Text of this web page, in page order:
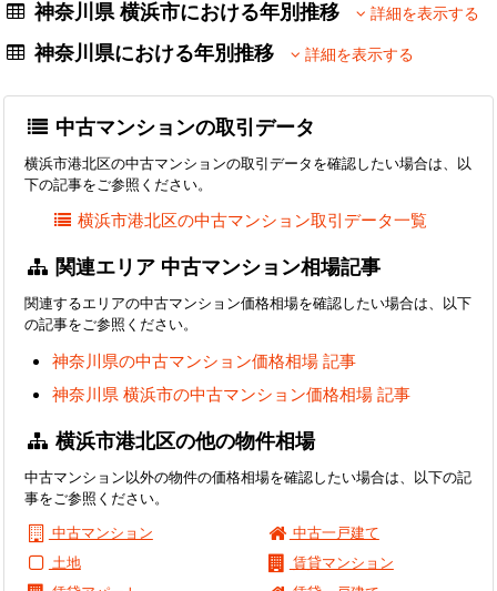
神奈川県 横浜市における年別推移 詳細を表示する
神奈川県における年別推移 詳細を表示する
中古マンションの取引データ
横浜市港北区の中古マンションの取引データを確認したい場合は、以
下の記事をご参照ください。
横浜市港北区の中古マンション取引データ一覧
関連エリア 中古マンション相場記事
関連するエリアの中古マンション価格相場を確認したい場合は、以下
の記事をご参照ください。
神奈川県の中古マンション価格相場 記事
神奈川県 横浜市の中古マンション価格相場 記事
横浜市港北区の他の物件相場
中古マンション以外の物件の価格相場を確認したい場合は、以下の記
事をご参照ください。
中古マンション
中古一戸建て
土地
賃貸マンション